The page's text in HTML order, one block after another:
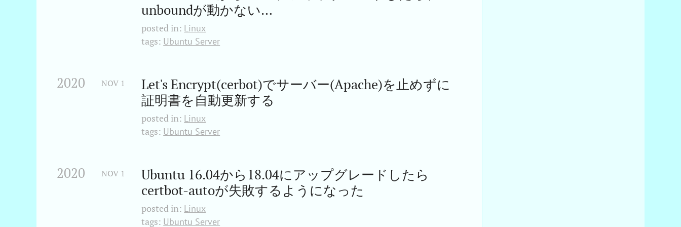
unboundが動かない…
posted in: Linux
tags: Ubuntu Server
2020
Let's Encrypt(cerbot)でサーバー(Apache)を止めずに
証明書を自動更新する
NOV 1
posted in: Linux
tags: Ubuntu Server
2020
Ubuntu 16.04から18.04にアップグレードしたら
certbot-autoが失敗するようになった
NOV 1
posted in: Linux
tags: Ubuntu Server